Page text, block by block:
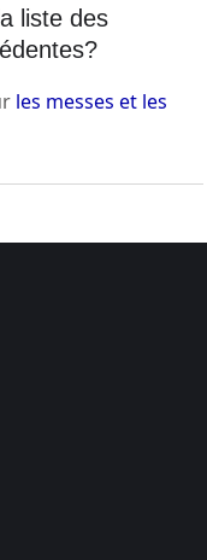
liste des
les messes et les